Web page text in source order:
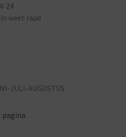
24
weet raad
JULI-AUGUSTUS
pagina.